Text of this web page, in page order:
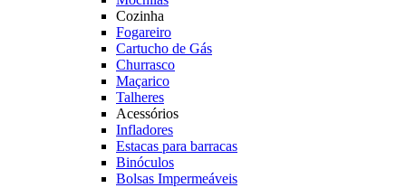
Cozinha
Fogareiro
Cartucho de Gás
Churrasco
Maçarico
Talheres
Acessórios
Infladores
Estacas para barracas
Binóculos
Bolsas Impermeáveis